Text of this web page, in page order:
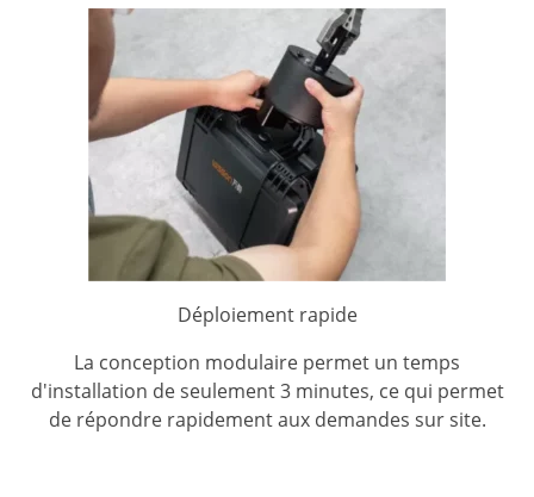
Déploiement rapide
La conception modulaire permet un temps
d'installation de seulement 3 minutes, ce qui permet
de répondre rapidement aux demandes sur site.